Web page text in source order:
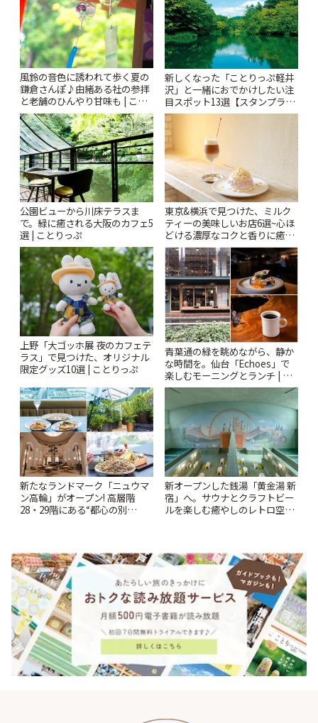
風鈴の音色に誘われて歩く夏の
鎌倉さんぽ♪由緒ある社の参拝
と老舗のひんやり甘味も | こと
りっぷ
新しくなった「ことりっぷ軽井
沢」と一緒におでかけしたい注
目スポット13選【スタンプラリ
ー開催中】 | ことりっぷ
公園ビューから川床テラスま
で。緑に癒される大阪のカフェ5
選 | ことりっぷ
東京&横浜で見つけた、ミルク
ティーの美味しいお店6選~心ほ
どける濃厚なコクと香りに癒や
されるティータイム~ | ことりっ
ぷ
上野「大ゴッホ展 夜のカフェテ
ラス」で見つけた、オリジナル
限定グッズ10選 | ことりっぷ
青葉通の緑を眺めながら、静か
な時間を。仙台「Echoes」で
楽しむモーニングとランチ | こ
とりっぷ
新たなランドマーク「ニュウマ
ン高輪」がオープン! 高層階
28・29階にある“都心の別
新オープンした銭湯「黄金湯 新
宿」へ。サウナとクラフトビー
ルを楽しむ癒やしのレトロ空間